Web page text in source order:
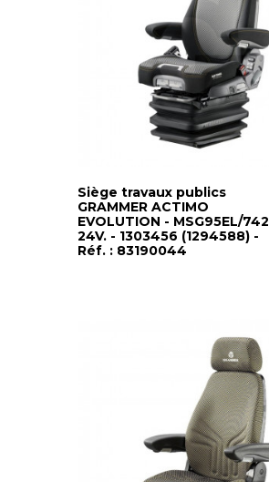
Siège travaux publics
GRAMMER ACTIMO
EVOLUTION - MSG95EL/742
24V. - 1303456 (1294588) -
Réf. : 83190044